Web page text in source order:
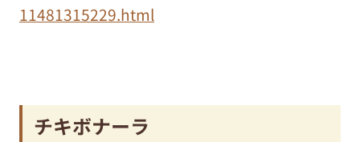
11481315229.html
チキボナーラ